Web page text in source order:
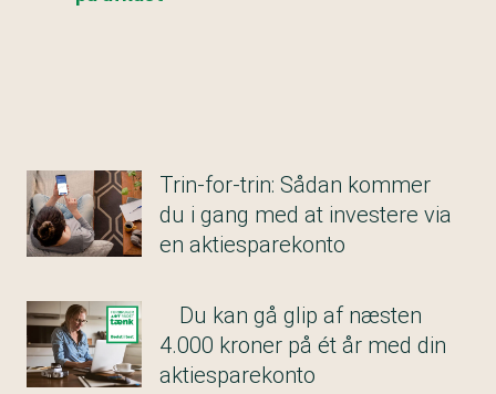
Trin-for-trin: Sådan kommer
du i gang med at investere via
en aktiesparekonto
Du kan gå glip af næsten
4.000 kroner på ét år med din
aktiesparekonto